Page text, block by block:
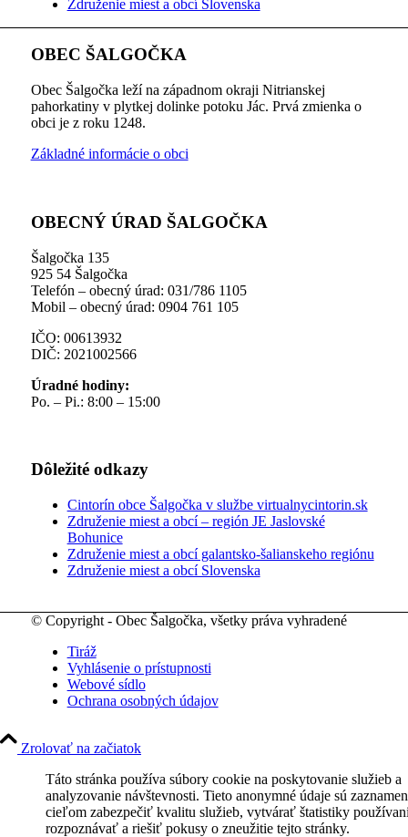
Združenie miest a obcí Slovenska
OBEC ŠALGOČKA
Obec Šalgočka leží na západnom okraji Nitrianskej
pahorkatiny v plytkej dolinke potoku Jác. Prvá zmienka o
obci je z roku 1248.
Základné informácie o obci
OBECNÝ ÚRAD ŠALGOČKA
Šalgočka 135
925 54 Šalgočka
Telefón – obecný úrad: 031/786 1105
Mobil – obecný úrad: 0904 761 105
IČO: 00613932
DIČ: 2021002566
Úradné hodiny:
Po. – Pi.: 8:00 – 15:00
Dôležité odkazy
Cintorín obce Šalgočka v službe virtualnycintorin.sk
Združenie miest a obcí – región JE Jaslovské
Bohunice
Združenie miest a obcí galantsko-šalianskeho regiónu
Združenie miest a obcí Slovenska
© Copyright - Obec Šalgočka, všetky práva vyhradené
Tiráž
Vyhlásenie o prístupnosti
Webové sídlo
Ochrana osobných údajov
Zrolovať na začiatok
Táto stránka používa súbory cookie na poskytovanie služieb a
analyzovanie návštevnosti. Tieto anonymné údaje sú
cieľom zabezpečiť kvalitu služieb, vytvárať štatistiky
rozpoznávať a riešiť pokusy o zneužitie tejto stránky.